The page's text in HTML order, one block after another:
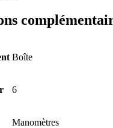
Boîte
6
Manomètres